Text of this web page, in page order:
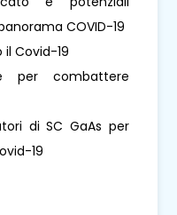
COVID-19
il Covid-19
per combattere
di SC GaAs per
19